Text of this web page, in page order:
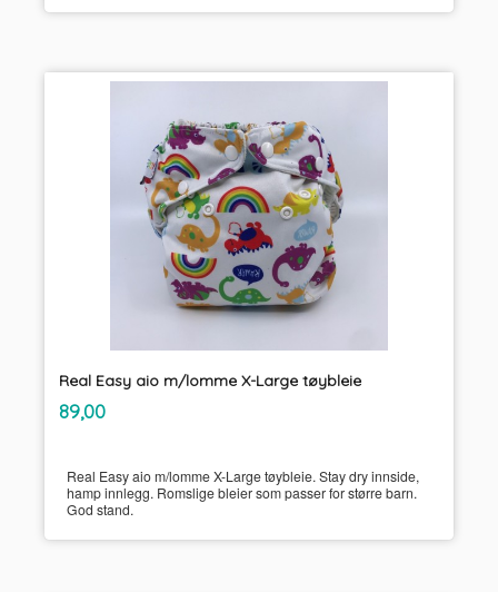
Real Easy aio m/lomme X-Large tøybleie
Pris
89,00mva.
Real Easy aio m/lomme X-Large tøybleie. Stay dry innside,
hamp innlegg. Romslige bleier som passer for større barn.
God stand.